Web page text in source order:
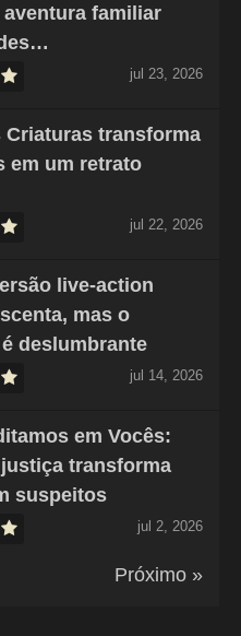
aventura familiar
jul 23, 2026
Criaturas transforma
em um retrato
jul 22, 2026
live-action
mas o
deslumbrante
jul 14, 2026
em Vocês:
transforma
suspeitos
jul 2, 2026
Próximo »